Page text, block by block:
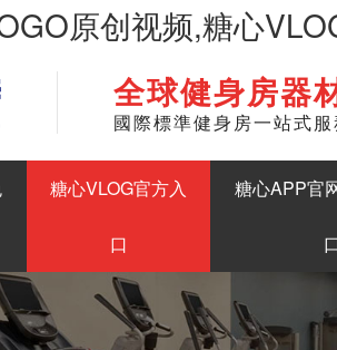
原创视频,糖心
全球健身房器
國際標準健身房一站式服
糖心VLOG官方入
口
糖心APP官